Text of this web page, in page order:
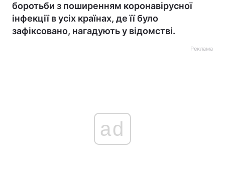
боротьби з поширенням коронавірусної
інфекції в усіх країнах, де її було
зафіксовано, нагадують у відомстві.
Реклама
ad